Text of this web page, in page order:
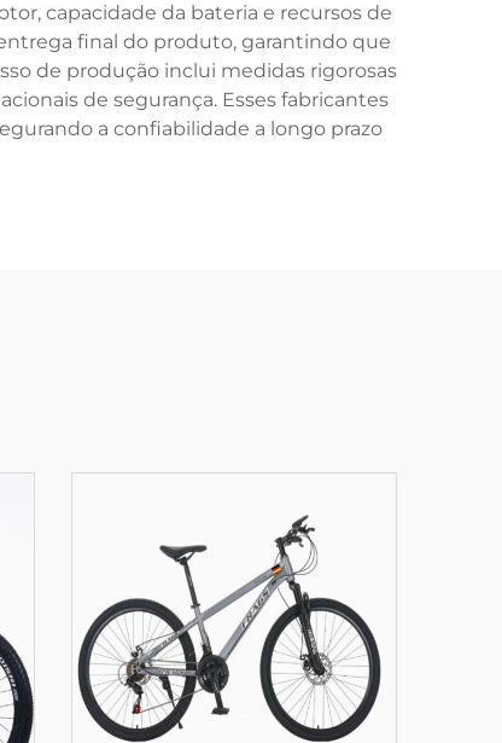
capacidade da bateria e recursos de
final do produto, garantindo que
de produção inclui medidas rigorosas
de segurança. Esses fabricantes
a confiabilidade a longo prazo